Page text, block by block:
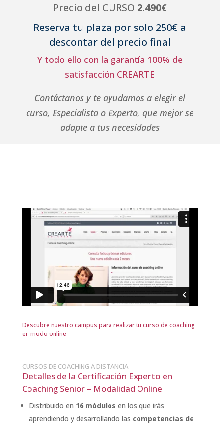
Precio del CURSO 2.490€
Reserva tu plaza por solo 250€ a
descontar del precio final
Y todo ello con la garantía 100% de
satisfacción CREARTE
Contáctanos y te ayudamos a elegir el
curso, Especialista o Experto, que mejor se
adapte a tus necesidades
Descubre nuestro campus para realizar tu curso de coaching
en modo online
CURSOS DE COACHING A DISTANCIA
Detalles de la Certificación Experto en
Coaching Senior – Modalidad Online
Distribuido en 16 módulos en los que irás
aprendiendo y desarrollando las competencias de